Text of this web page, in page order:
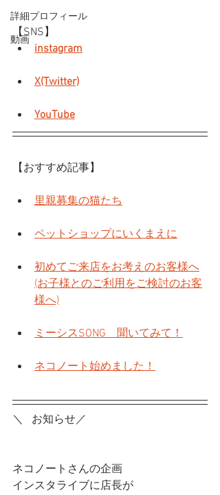
詳細プロフィール
動画
【SNS】
instagram
X(Twitter)
YouTube
【おすすめ記事】
里親募集の猫たち
ペットショップにいくまえに
初めてご来店をお考えのお客様へ
(お子様とのご利用をご検討のお客
様へ)
ミーシスSONG　聞いてみて！
ネコノート始めました！
＼   お知らせ／
ネコノートさんの企画
インスタライブに店長が